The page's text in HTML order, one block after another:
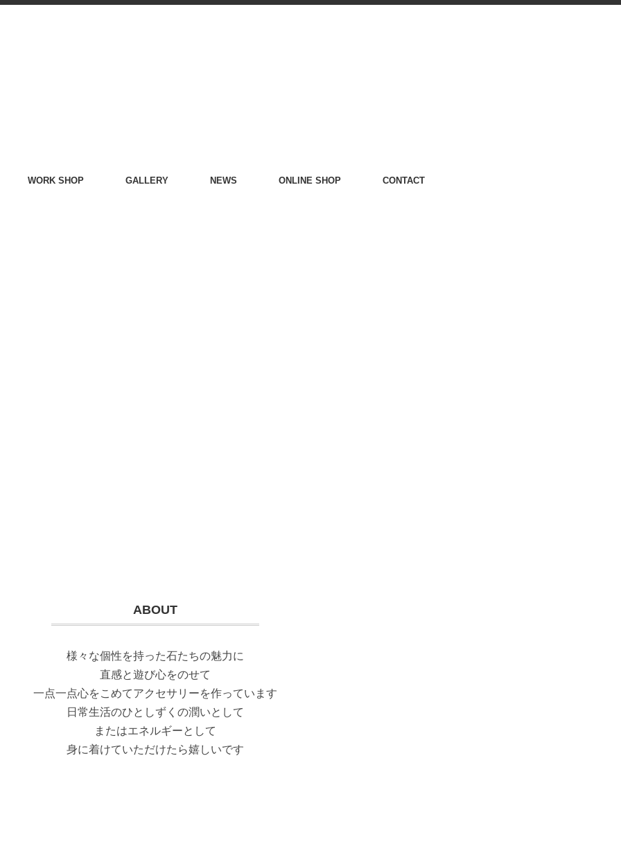
WORK SHOP GALLERY NEWS ONLINE SHOP CONTACT
ABOUT
様々な個性を持った石たちの魅力に
直感と遊び心をのせて
一点一点心をこめてアクセサリーを作っています
日常生活のひとしずくの潤いとして
またはエネルギーとして
身に着けていただけたら嬉しいです